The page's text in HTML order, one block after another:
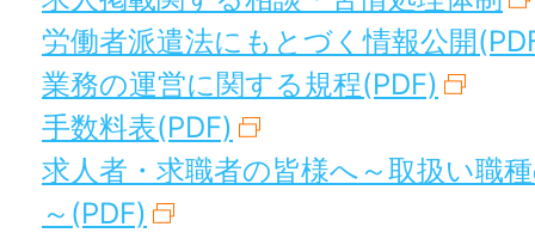
労働者派遣法にもとづく情報公開
業務の運営に関する規程(PDF)
手数料表(PDF)
求人者・求職者の皆様へ～取扱い職
～(PDF)